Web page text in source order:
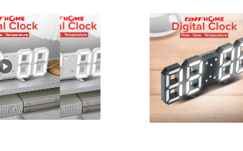
jam digital ini dengan menghubungkan kabel USB DC ke
yang memiliki port USB. Jam akan terus beroperasi selama
jam berhenti beroperasi sehingga reset ke
yang terputus, ada baiknya untuk menambahkan
sistem jam tetap aktif untuk mengingat data terakhir
secara otomatis. Jam pun akan melanjutkan waktu yang
kembali.